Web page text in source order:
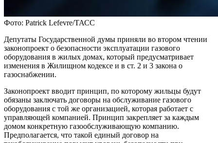
Фото: Patrick Lefevre/ТАСС
Депутаты Государственной думы приняли во втором чтении
законопроект о безопасности эксплуатации газового
оборудования в жилых домах, который предусматривает
изменения в Жилищном кодексе и в ст. 2 и 3 закона о
газоснабжении.
Законопроект вводит принцип, по которому жильцы будут
обязаны заключать договоры на обслуживание газового
оборудования с той же организацией, которая работает с
управляющей компанией. Принцип закрепляет за каждым
домом конкретную газообслуживающую компанию.
Предполагается, что такой единый договор на